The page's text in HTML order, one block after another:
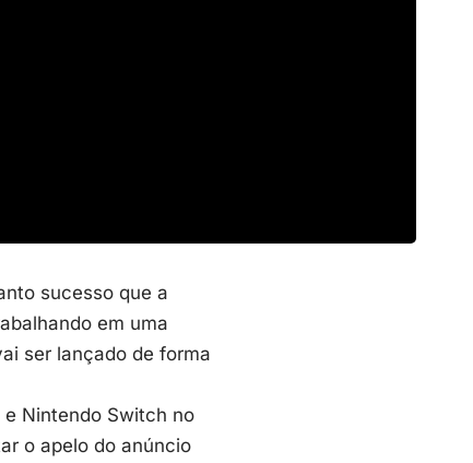
sucesso que a
em uma
ser lançado de forma
e Nintendo Switch no
o apelo do anúncio